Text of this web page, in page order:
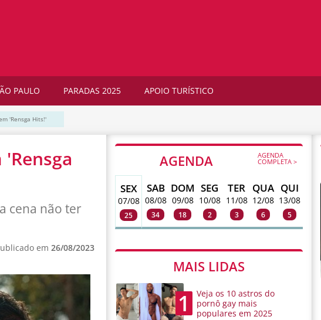
PAULO PARADAS 2025 APOIO TURÍSTICO
'Rensga Hits!'
cena não ter
em 26/08/2023
AGENDA AGENDA
COMPLETA >
SEX
07/08
25
SAB
08/08
34
DOM
09/08
18
SEG
10/08
2
TER
11/08
3
QUA
12/08
6
QUI
13/08
5
MAIS LIDAS
1
Veja os 10 astros do
pornô gay mais
populares em 2025